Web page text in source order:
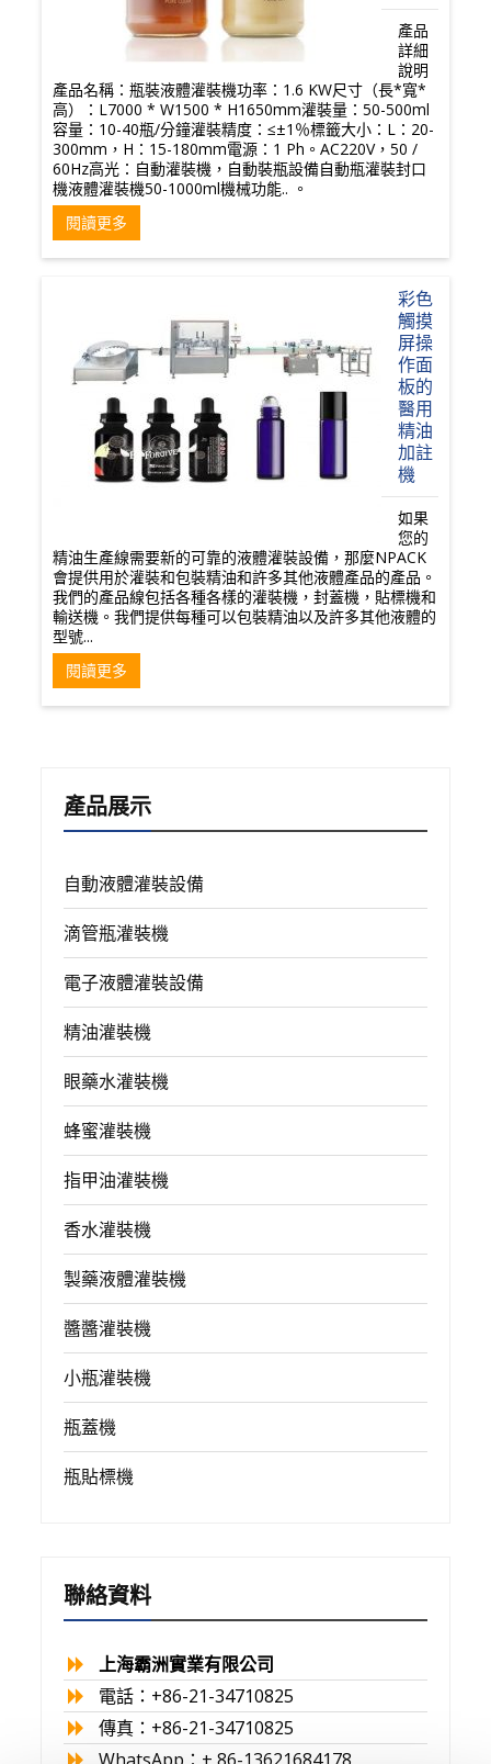
產品
詳細
說明
產品名稱：瓶裝液體灌裝機功率：1.6 KW尺寸（長*寬*
高）：L7000 * W1500 * H1650mm灌裝量：50-500ml
容量：10-40瓶/分鐘灌裝精度：≤±1％標籤大小：L：20-
300mm，H：15-180mm電源：1 Ph。AC220V，50 /
60Hz高光：自動灌裝機，自動裝瓶設備自動瓶灌裝封口
機液體灌裝機50-1000ml機械功能.. 。
閱讀更多
彩色
觸摸
屏操
作面
板的
醫用
精油
加註
機
如果
您的
精油生產線需要新的可靠的液體灌裝設備，那麼NPACK
會提供用於灌裝和包裝精油和許多其他液體產品的產品。
我們的產品線包括各種各樣的灌裝機，封蓋機，貼標機和
輸送機。我們提供每種可以包裝精油以及許多其他液體的
型號...
閱讀更多
產品展示
自動液體灌裝設備
滴管瓶灌裝機
電子液體灌裝設備
精油灌裝機
眼藥水灌裝機
蜂蜜灌裝機
指甲油灌裝機
香水灌裝機
製藥液體灌裝機
醬醬灌裝機
小瓶灌裝機
瓶蓋機
瓶貼標機
聯絡資料
上海霸洲實業有限公司
電話：+86-21-34710825
傳真：+86-21-34710825